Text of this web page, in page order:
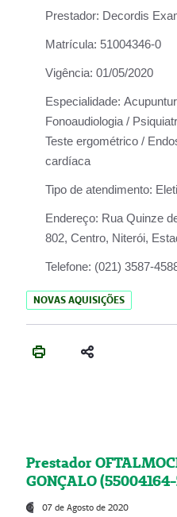
Prestador: Decordis
Matrícula: 51004346-0
Vigência: 01/05/2020
Especialidade:
Fonoaudiologia /
Teste ergométrico /
cardíaca
Tipo de atendimento:
Endereço: Rua Quinze
802, Centro, Niterói,
Telefone: (021) 3587-
NOVAS AQUISIÇÕES
Prestador
GONÇALO
07 de Agosto de 2020